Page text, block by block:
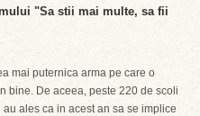
"Sa stii mai multe, sa fii
mai puternica arma pe care o
bine. De aceea, peste 220 de scoli
ales ca in acest an sa se implice